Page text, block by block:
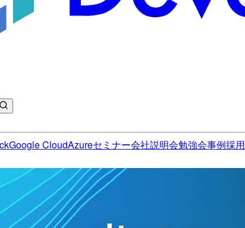
Google CloudAzureセミナー会社説明会勉強会事例採用